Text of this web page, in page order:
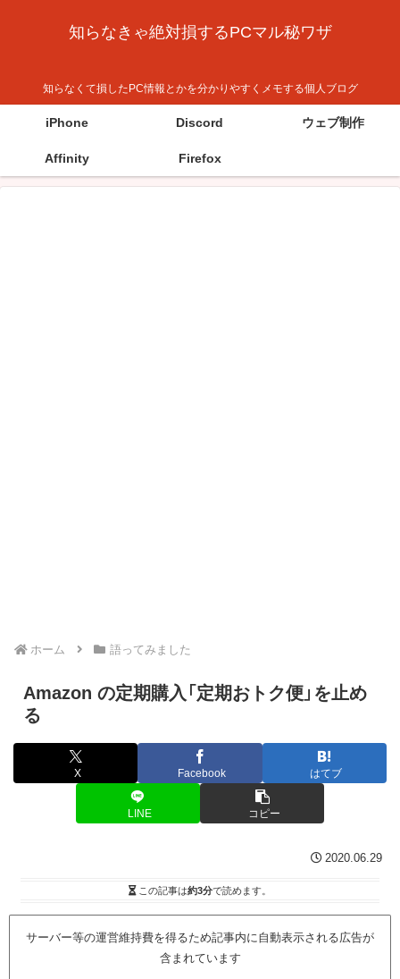
知らなきゃ絶対損するPCマル秘ワザ
知らなくて損したPC情報とかを分かりやすくメモする個人ブログ
iPhone Discord ウェブ制作
Affinity Firefox
ホーム 語ってみました
Amazon の定期購入「定期おトク便」を止め
る
X Facebook はてブ
LINE コピー
2020.06.29
この記事は約3分で読めます。
サーバー等の運営維持費を得るため記事内に自動表示される広告が
含まれています